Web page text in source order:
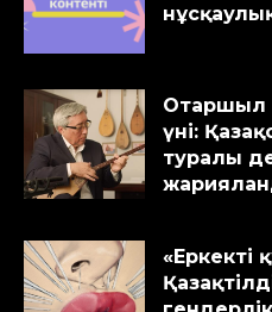
Отаршыл
үні:
туралы
«Еркекті